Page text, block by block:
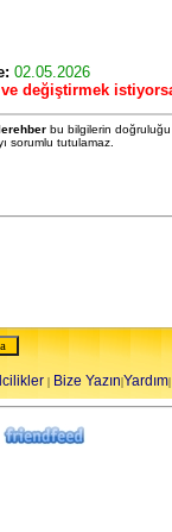
02.05.2026
değiştirmek
bu bilgilerin doğruluğu
sorumlu tutulamaz.
| Bize Yazın|Yardım|